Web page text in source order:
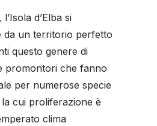
d’Elba si
da un territorio perfetto
questo genere di
promontori che fanno
per numerose specie
cui proliferazione è
clima